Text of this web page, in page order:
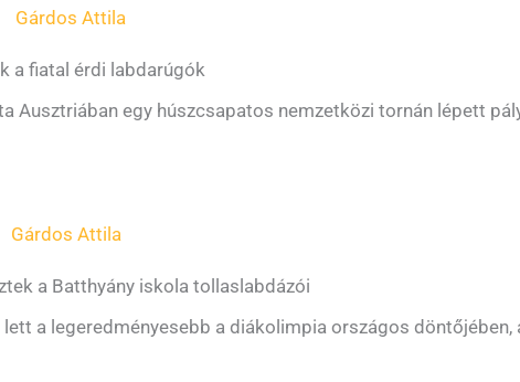
Gárdos Attila
a fiatal érdi labdarúgók
Ausztriában egy húszcsapatos nemzetközi tornán lépett
Gárdos Attila
a Batthyány iskola tollaslabdázói
a legeredményesebb a diákolimpia országos